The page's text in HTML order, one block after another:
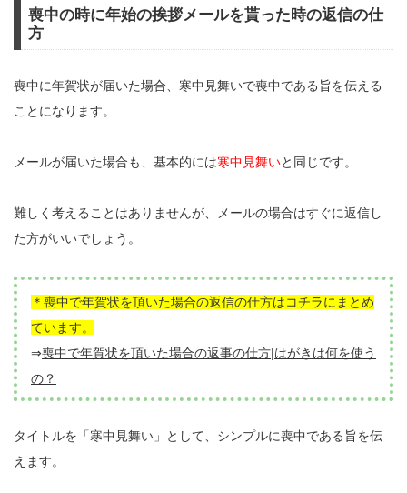
喪中の時に年始の挨拶メールを貰った時の返信の仕
方
喪中に年賀状が届いた場合、寒中見舞いで喪中である旨を伝える
ことになります。
メールが届いた場合も、基本的には寒中見舞いと同じです。
難しく考えることはありませんが、メールの場合はすぐに返信し
た方がいいでしょう。
＊喪中で年賀状を頂いた場合の返信の仕方はコチラにまとめ
ています。
⇒喪中で年賀状を頂いた場合の返事の仕方|はがきは何を使う
の？
タイトルを「寒中見舞い」として、シンプルに喪中である旨を伝
えます。